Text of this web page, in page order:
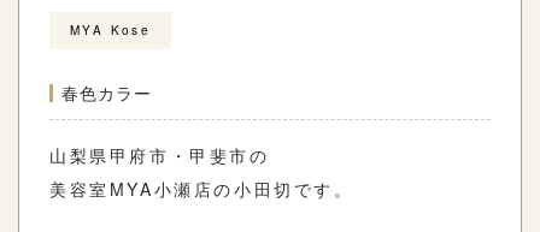
MYA Kose
春色カラー
山梨県甲府市・甲斐市の
美容室MYA小瀬店の小田切です。